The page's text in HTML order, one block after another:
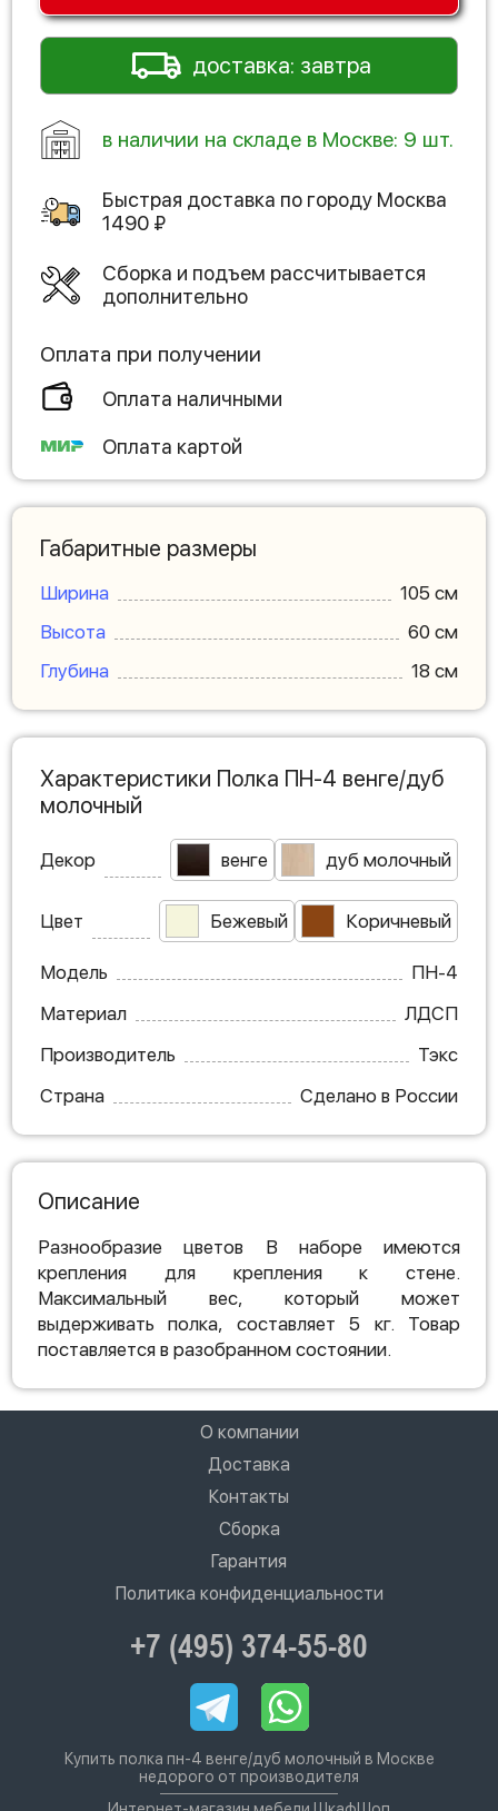
доставка: завтра
в наличии на складе в Москве: 9 шт.
Быстрая доставка по городу Москва
1490 ₽
Сборка и подъем рассчитывается
дополнительно
Оплата при получении
Оплата наличными
Оплата картой
Габаритные размеры
Ширина
105 см
Высота
60 см
Глубина
18 см
Характеристики Полка ПН-4 венге/дуб
молочный
Декор венге дуб молочный
Цвет Бежевый Коричневый
Модель
ПН-4
Материал
ЛДСП
Производитель
Тэкс
Страна
Сделано в России
Описание
Разнообразие цветов В наборе имеются
крепления для крепления к стене.
Максимальный вес, который может
выдерживать полка, составляет 5 кг. Товар
поставляется в разобранном состоянии.
О компании
Доставка
Контакты
Сборка
Гарантия
Политика конфиденциальности
+7 (495) 374-55-80
Купить полка пн-4 венге/дуб молочный в Москве
недорого от производителя